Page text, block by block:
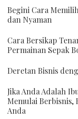
Begini Cara
dan Nyaman
Cara Bersikap
Permainan Sepak
Deretan Bisnis
Jika Anda Adalah
Memulai Berbisnis,
Anda